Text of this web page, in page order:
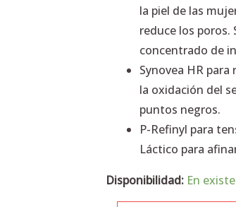
la piel de las
reduce los poros.
concentrado de
Synovea HR
la oxidación del
puntos negros.
P-Refinyl para
Láctico para
Disponibilidad: En